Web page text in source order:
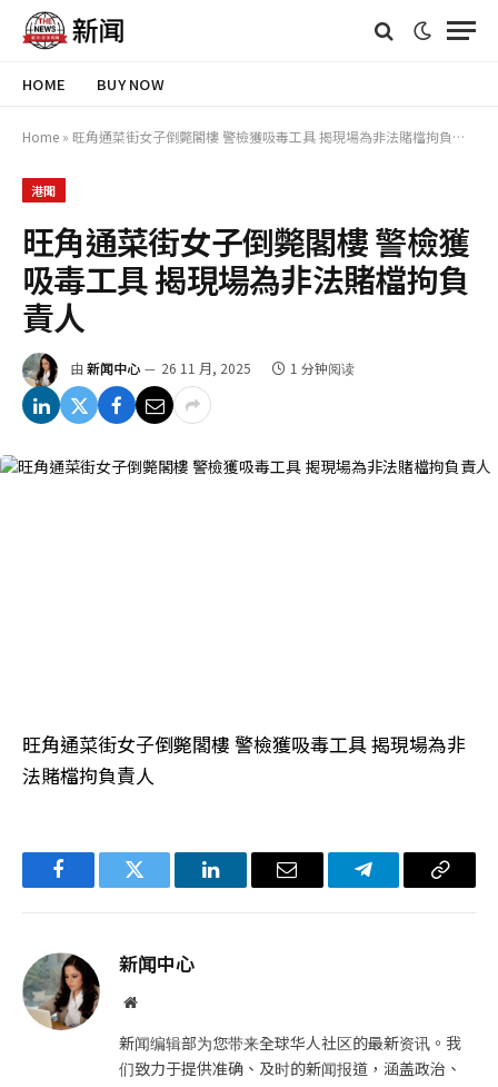
HOME BUY NOW
Home » 旺角通菜街女子倒斃閣樓 警檢獲吸毒工具 揭現場為非法賭檔拘負責人
港聞
旺角通菜街女子倒斃閣樓 警檢獲
吸毒工具 揭現場為非法賭檔拘負
責人
由 新闻中心 26 11 月, 2025 1 分钟阅读
旺角通菜街女子倒斃閣樓 警檢獲吸毒工具 揭現場為非
法賭檔拘負責人
FacebookTwitter LinkedIn电
Telegram复
新闻中心
网
新闻编辑部为您带来全球华人社区的最新资讯。我
们致力于提供准确、及时的新闻报道，涵盖政治、